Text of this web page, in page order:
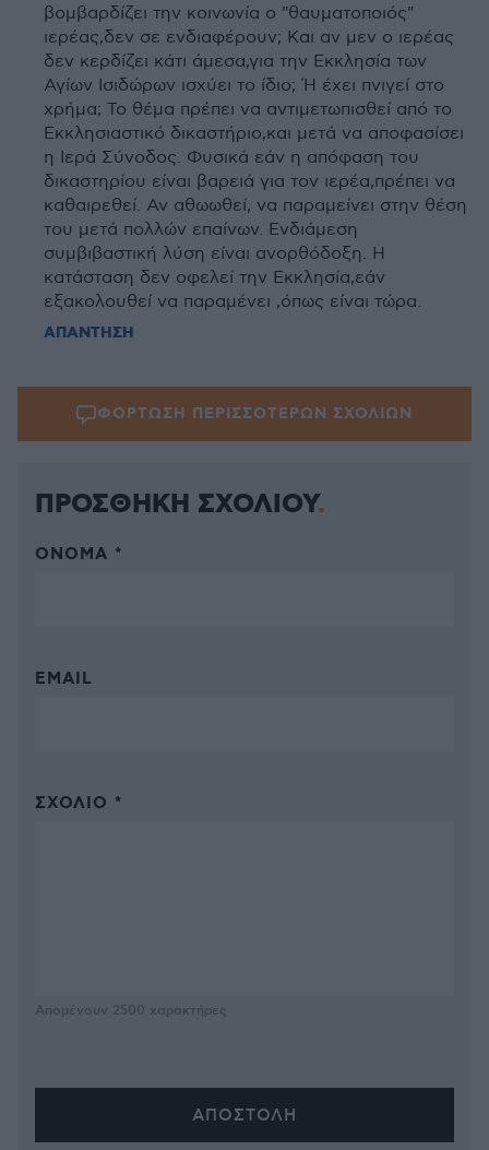
βομβαρδίζει την κοινωνία ο "θαυματοποιός"
ιερέας,δεν σε ενδιαφέρουν; Και αν μεν ο ιερέας
δεν κερδίζει κάτι άμεσα,για την Εκκλησία των
Αγίων Ισιδώρων ισχύει το ίδιο; Ή έχει πνιγεί στο
χρήμα; Το θέμα πρέπει να αντιμετωπισθεί από το
Εκκλησιαστικό δικαστήριο,και μετά να αποφασίσει
η Ιερά Σύνοδος. Φυσικά εάν η απόφαση του
δικαστηρίου είναι βαρειά για τον ιερέα,πρέπει να
καθαιρεθεί. Αν αθωωθεί, να παραμείνει στην θέση
του μετά πολλών επαίνων. Ενδιάμεση
συμβιβαστική λύση είναι ανορθόδοξη. Η
κατάσταση δεν οφελεί την Εκκλησία,εάν
εξακολουθεί να παραμένει ,όπως είναι τώρα.
ΑΠΑΝΤΗΣΗ
ΦΟΡΤΩΣΗ ΠΕΡΙΣΣΟΤΕΡΩΝ ΣΧΟΛΙΩΝ
ΠΡΟΣΘΗΚΗ ΣΧΟΛΙΟΥ
ΌΝΟΜΑ *
EMAIL
ΣΧΌΛΙΟ *
Απομένουν 2500 χαρακτήρες